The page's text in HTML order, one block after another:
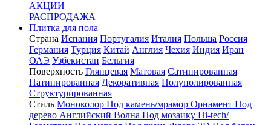
АКЦИИ
РАСПРОДАЖА
Плитка для пола
Страна Испания Португалия Италия Польша Россия
Германия Турция Китай Англия Чехия Индия Иран
ОАЭ Узбекистан Бельгия
Поверхность Глянцевая Матовая Сатинированная
Патинированная Декоративная Полуполированная
Структурированная
Стиль Моноколор Под камень/мрамор Орнамент Под
дерево Английский Волна Под мозаику Hi-tech/